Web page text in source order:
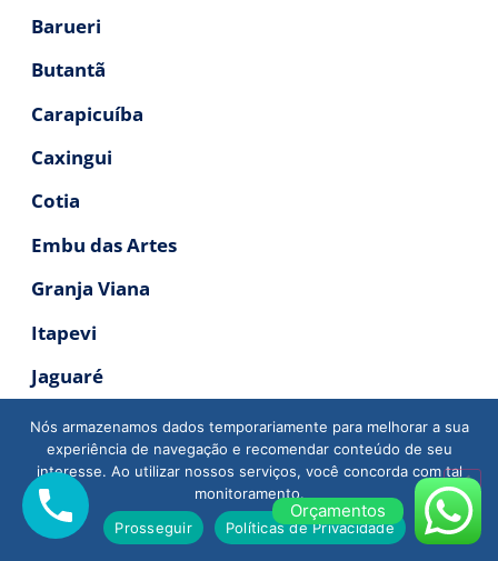
Barueri
Butantã
Carapicuíba
Caxingui
Cotia
Embu das Artes
Granja Viana
Itapevi
Jaguaré
Jandira
Jaraguá
Lapa
Orçamentos
Nós armazenamos dados temporariamente para melhorar a sua
experiência de navegação e recomendar conteúdo de seu
interesse. Ao utilizar nossos serviços, você concorda com tal
monitoramento.
Prosseguir
Políticas de Privacidade